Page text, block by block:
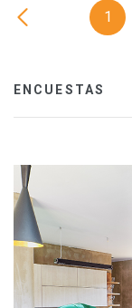
1
ENCUESTAS